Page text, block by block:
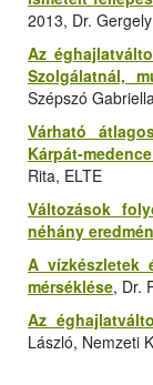
2013, Dr.
Az
Szolgálatnál,
Szépszó
Várható
Kárpát-
Rita, ELTE
Változások
néhány
A vízkészletek
mérséklése, Dr.
Az
László, Nemzeti